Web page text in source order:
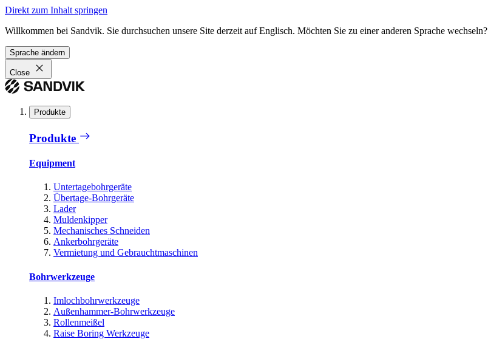
Direkt zum Inhalt springen
Willkommen bei Sandvik. Sie durchsuchen unsere Site derzeit auf Englisch. Möchten Sie zu einer anderen Sprache wechseln?
Sprache ändern
Close
Produkte
Produkte
Equipment
Untertagebohrgeräte
Übertage-Bohrgeräte
Lader
Muldenkipper
Mechanisches Schneiden
Ankerbohrgeräte
Vermietung und Gebrauchtmaschinen
Bohrwerkzeuge
Imlochbohrwerkzeuge
Außenhammer-Bohrwerkzeuge
Rollenmeißel
Raise Boring Werkzeuge